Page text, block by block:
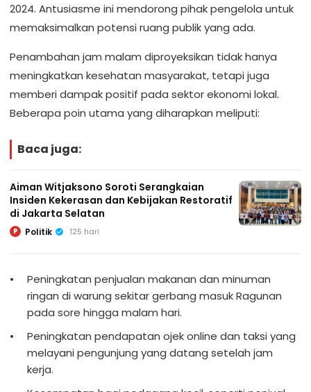
2024. Antusiasme ini mendorong pihak pengelola untuk
memaksimalkan potensi ruang publik yang ada.
Penambahan jam malam diproyeksikan tidak hanya
meningkatkan kesehatan masyarakat, tetapi juga
memberi dampak positif pada sektor ekonomi lokal.
Beberapa poin utama yang diharapkan meliputi:
Baca juga:
Aiman Witjaksono Soroti Serangkaian
Insiden Kekerasan dan Kebijakan Restoratif
di Jakarta Selatan
P Politik 125 hari
Peningkatan penjualan makanan dan minuman
ringan di warung sekitar gerbang masuk Ragunan
pada sore hingga malam hari.
Peningkatan pendapatan ojek online dan taksi yang
melayani pengunjung yang datang setelah jam
kerja.